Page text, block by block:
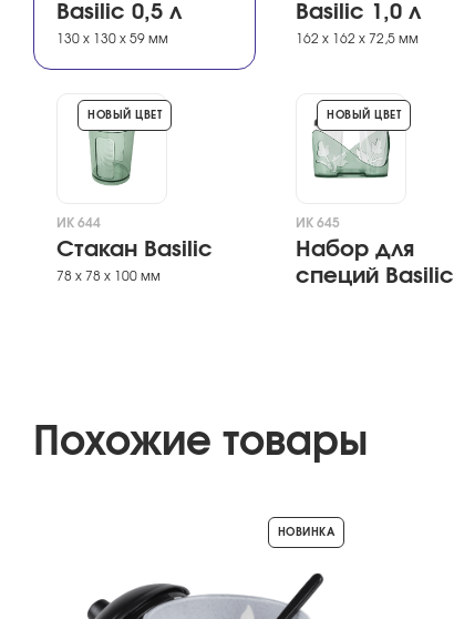
Basilic 0,5 л
130 х 130 х 59 мм
Basilic 1,0 л
162 х 162 х 72,5 мм
НОВЫЙ ЦВЕТ
ИК 644
Стакан Basilic
78 х 78 х 100 мм
НОВЫЙ ЦВЕТ
ИК 645
Набор для
специй Basilic
Похожие товары
НОВИНКА